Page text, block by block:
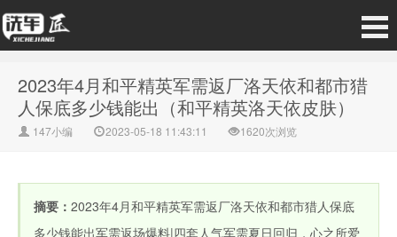
2023年4月和平精英军需返厂洛天依和都市猎
人保底多少钱能出（和平精英洛天依皮肤）
147小编 2023-05-18 11:43:11 1620次浏览
摘要： 2023年4月和平精英军需返厂洛天依和都市猎人保底
多少钱能出军需返场爆料|四套人气军需夏日回归，心之所爱